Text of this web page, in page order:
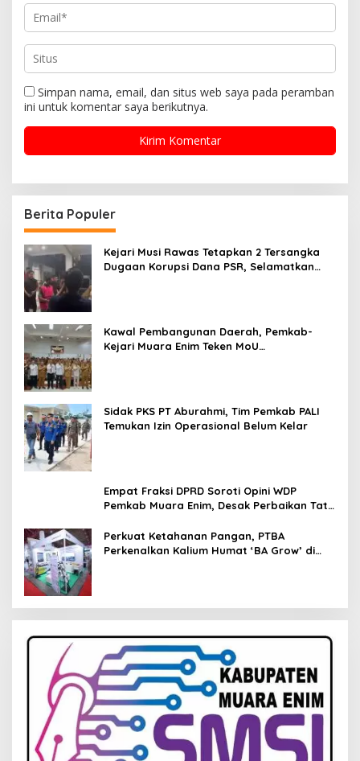
Simpan nama, email, dan situs web saya pada peramban
ini untuk komentar saya berikutnya.
Berita Populer
Kejari Musi Rawas Tetapkan 2 Tersangka
Dugaan Korupsi Dana PSR, Selamatkan
Kawal Pembangunan Daerah, Pemkab-
Kejari Muara Enim Teken MoU
Sidak PKS PT Aburahmi, Tim Pemkab PALI
Temukan Izin Operasional Belum Kelar
Empat Fraksi DPRD Soroti Opini WDP
Pemkab Muara Enim, Desak Perbaikan Tata
Perkuat Ketahanan Pangan, PTBA
Perkenalkan Kalium Humat ‘BA Grow’ di